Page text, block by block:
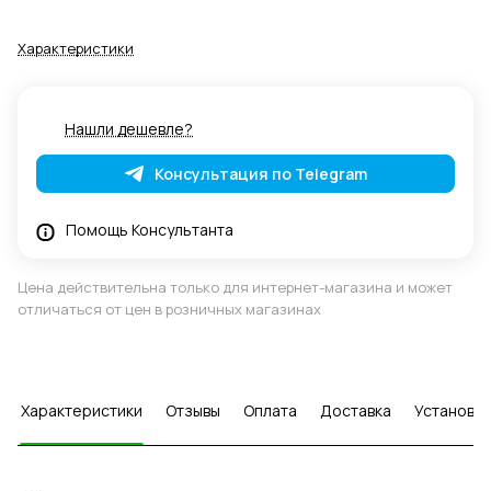
Характеристики
Нашли дешевле?
Консультация по Telegram
Помощь Консультанта
Цена действительна только для интернет-магазина и может
отличаться от цен в розничных магазинах
Характеристики Отзывы Оплата Доставка Установка